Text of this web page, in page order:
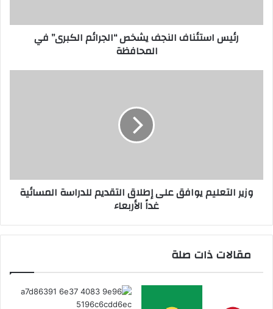
رئيس استئناف النجف يشخص “الجرائم الكبرى” في
المحافظة
غداً
الأربعاء
وزير التعليم يوافق على إطلاق التقديم للدراسة المسائية
غداً الأربعاء
مقالات ذات صلة